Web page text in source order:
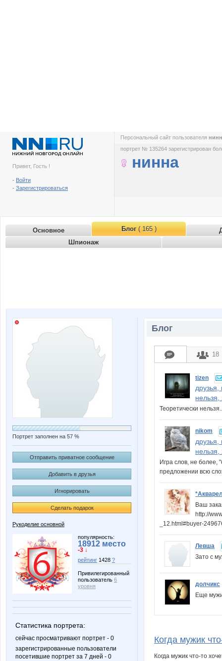
Привет, Гость !
- Войти
- Зарегистрироваться
Персональный сайт пользователя
портрет № 135264 зарегистрирован
нинна
Основное Блог( 165 )
Шпионаж
Портрет заполнен на 57 %
Отправить приватное сообщение
Добавить в друзья
Игнорировать
Сделать подарок
Рукоделие основной
популярность:
18912 место
-3 ↓
рейтинг 1428 ?
Привилегированный
пользователь 6
уровня
Статистика портрета:
сейчас просматривают портрет - 0
зарегистрированные пользователи
посетившие портрет за 7 дней - 0
Блог
18
tizen
друзья,
нельзя,
Теоретически
nikom
нельзя,
Игра слов, не более,
предложении всю
Ваш
http://
_12.html#buyer-
Левша
Зато с
долчикс
Еще
Когда мужик
Когда мужик что-то